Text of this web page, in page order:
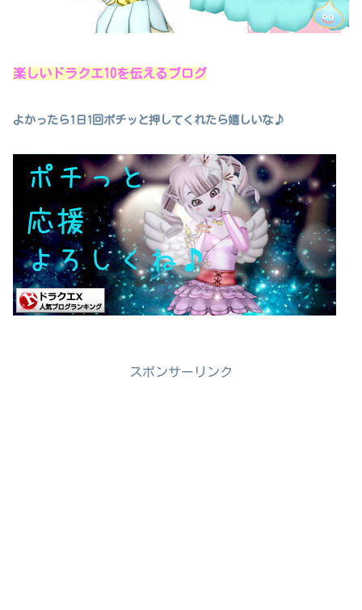
楽しいドラクエ10を伝えるブログ
よかったら1日1回ポチッと押してくれたら嬉しいな♪
スポンサーリンク